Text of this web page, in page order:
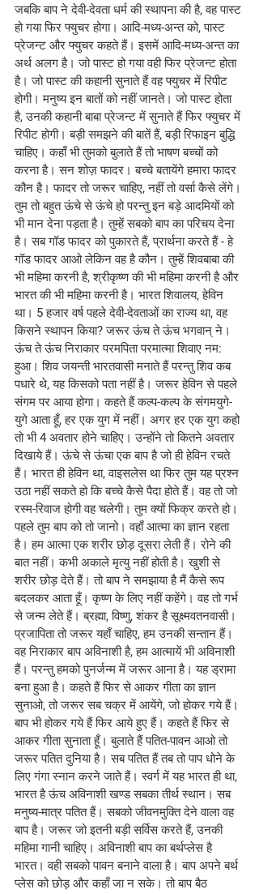
जबकि बाप ने देवी-देवता धर्म की स्थापना की है, वह पास्ट
हो गया फिर फ्युचर होगा। आदि-मध्य-अन्त को, पास्ट
प्रेजन्ट और फ्युचर कहते हैं। इसमें आदि-मध्य-अन्त का
अर्थ अलग है। जो पास्ट हो गया वही फिर प्रेजन्ट होता
है। जो पास्ट की कहानी सुनाते हैं वह फ्युचर में रिपीट
होगी। मनुष्य इन बातों को नहीं जानते। जो पास्ट होता
है, उनकी कहानी बाबा प्रेजन्ट में सुनाते हैं फिर फ्युचर में
रिपीट होगी। बड़ी समझने की बातें हैं, बड़ी रिफाइन बुद्धि
चाहिए। कहाँ भी तुमको बुलाते हैं तो भाषण बच्चों को
करना है। सन शोज़ फादर। बच्चे बतायेंगे हमारा फादर
कौन है। फादर तो जरूर चाहिए, नहीं तो वर्सा कैसे लेंगे।
तुम तो बहुत ऊंचे से ऊंचे हो परन्तु इन बड़े आदमियों को
भी मान देना पड़ता है। तुम्हें सबको बाप का परिचय देना
है। सब गॉड फादर को पुकारते हैं, प्रार्थना करते हैं - हे
गॉड फादर आओ लेकिन वह है कौन। तुम्हें शिवबाबा की
भी महिमा करनी है, श्रीकृष्ण की भी महिमा करनी है और
भारत की भी महिमा करनी है। भारत शिवालय, हेविन
था। 5 हजार वर्ष पहले देवी-देवताओं का राज्य था, वह
किसने स्थापन किया? जरूर ऊंच ते ऊंच भगवान् ने।
ऊंच ते ऊंच निराकार परमपिता परमात्मा शिवाए नम:
हुआ। शिव जयन्ती भारतवासी मनाते हैं परन्तु शिव कब
पधारे थे, यह किसको पता नहीं है। जरूर हेविन से पहले
संगम पर आया होगा। कहते हैं कल्प-कल्प के संगमयुगे-
युगे आता हूँ, हर एक युग में नहीं। अगर हर एक युग कहो
तो भी 4 अवतार होने चाहिए। उन्होंने तो कितने अवतार
दिखाये हैं। ऊंचे से ऊंचा एक बाप है जो ही हेविन रचते
हैं। भारत ही हेविन था, वाइसलेस था फिर तुम यह प्रश्न
उठा नहीं सकते हो कि बच्चे कैसे पैदा होते हैं। वह तो जो
रस्म-रिवाज होगी वह चलेगी। तुम क्यों फिक्र करते हो।
पहले तुम बाप को तो जानो। वहाँ आत्मा का ज्ञान रहता
है। हम आत्मा एक शरीर छोड़ दूसरा लेती हैं। रोने की
बात नहीं। कभी अकाले मृत्यु नहीं होती है। खुशी से
शरीर छोड़ देते हैं। तो बाप ने समझाया है मैं कैसे रूप
बदलकर आता हूँ। कृष्ण के लिए नहीं कहेंगे। वह तो गर्भ
से जन्म लेते हैं। ब्रह्मा, विष्णु, शंकर है सूक्ष्मवतनवासी।
प्रजापिता तो जरूर यहाँ चाहिए, हम उनकी सन्तान हैं।
वह निराकार बाप अविनाशी है, हम आत्मायें भी अविनाशी
हैं। परन्तु हमको पुनर्जन्म में जरूर आना है। यह ड्रामा
बना हुआ है। कहते हैं फिर से आकर गीता का ज्ञान
सुनाओ, तो जरूर सब चक्र में आयेंगे, जो होकर गये हैं।
बाप भी होकर गये हैं फिर आये हुए हैं। कहते हैं फिर से
आकर गीता सुनाता हूँ। बुलाते हैं पतित-पावन आओ तो
जरूर पतित दुनिया है। सब पतित हैं तब तो पाप धोने के
लिए गंगा स्नान करने जाते हैं। स्वर्ग में यह भारत ही था,
भारत है ऊंच अविनाशी खण्ड सबका तीर्थ स्थान। सब
मनुष्य-मात्र पतित हैं। सबको जीवनमुक्ति देने वाला वह
बाप है। जरूर जो इतनी बड़ी सर्विस करते हैं, उनकी
महिमा गानी चाहिए। अविनाशी बाप का बर्थप्लेस है
भारत। वही सबको पावन बनाने वाला है। बाप अपने बर्थ
प्लेस को छोड़ और कहाँ जा न सके। तो बाप बैठ